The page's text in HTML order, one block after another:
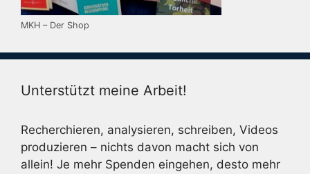
MKH – Der Shop
Unterstützt meine Arbeit!
Recherchieren, analysieren, schreiben, Videos
produzieren – nichts davon macht sich von
allein! Je mehr Spenden eingehen, desto mehr